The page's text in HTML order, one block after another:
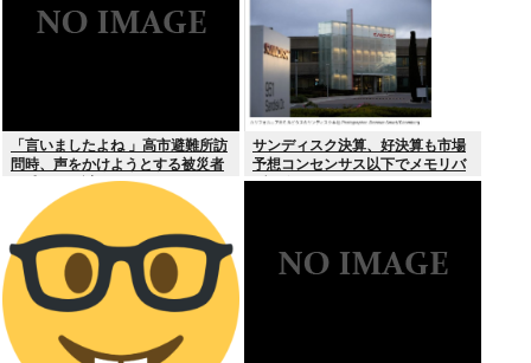
「言いましたよね 」高市避難所訪
問時、声をかけようとする被災者
を威圧する謎のハゲガードマンが
サンディスク決算、好決算も市場
予想コンセンサス以下でメモリバ
ブル終了へ